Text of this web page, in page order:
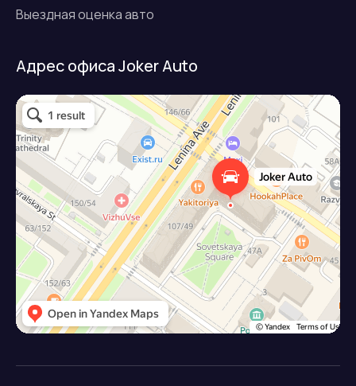
Выездная оценка авто
Адрес офиса Joker Auto
Джокер авто
Займ под залог авто в Подольске
Микрофинансовая организация в Подольске